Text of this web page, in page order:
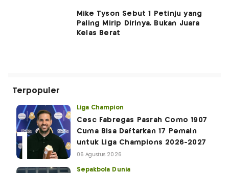
Mike Tyson Sebut 1 Petinju yang
Paling Mirip Dirinya, Bukan Juara
Kelas Berat
Terpopuler
Liga Champion
Cesc Fabregas Pasrah Como 1907
Cuma Bisa Daftarkan 17 Pemain
untuk Liga Champions 2026-2027
06 Agustus 2026
Sepakbola Dunia